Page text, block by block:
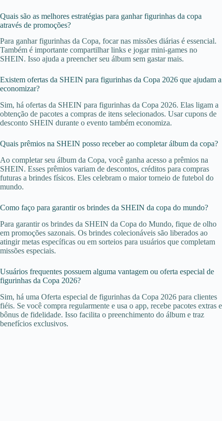
Quais são as melhores estratégias para ganhar figurinhas da copa
através de promoções?
Para ganhar figurinhas da Copa, focar nas missões diárias é essencial.
Também é importante compartilhar links e jogar mini-games no
SHEIN. Isso ajuda a preencher seu álbum sem gastar mais.
Existem ofertas da SHEIN para figurinhas da Copa 2026 que ajudam a
economizar?
Sim, há ofertas da SHEIN para figurinhas da Copa 2026. Elas ligam a
obtenção de pacotes a compras de itens selecionados. Usar cupons de
desconto SHEIN durante o evento também economiza.
Quais prêmios na SHEIN posso receber ao completar álbum da copa?
Ao completar seu álbum da Copa, você ganha acesso a prêmios na
SHEIN. Esses prêmios variam de descontos, créditos para compras
futuras a brindes físicos. Eles celebram o maior torneio de futebol do
mundo.
Como faço para garantir os brindes da SHEIN da copa do mundo?
Para garantir os brindes da SHEIN da Copa do Mundo, fique de olho
em promoções sazonais. Os brindes colecionáveis são liberados ao
atingir metas específicas ou em sorteios para usuários que completam
missões especiais.
Usuários frequentes possuem alguma vantagem ou oferta especial de
figurinhas da Copa 2026?
Sim, há uma Oferta especial de figurinhas da Copa 2026 para clientes
fiéis. Se você compra regularmente e usa o app, recebe pacotes extras e
bônus de fidelidade. Isso facilita o preenchimento do álbum e traz
benefícios exclusivos.